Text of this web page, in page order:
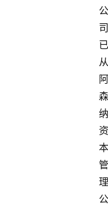
公
司
已
从
阿
森
纳
资
本
管
理
公